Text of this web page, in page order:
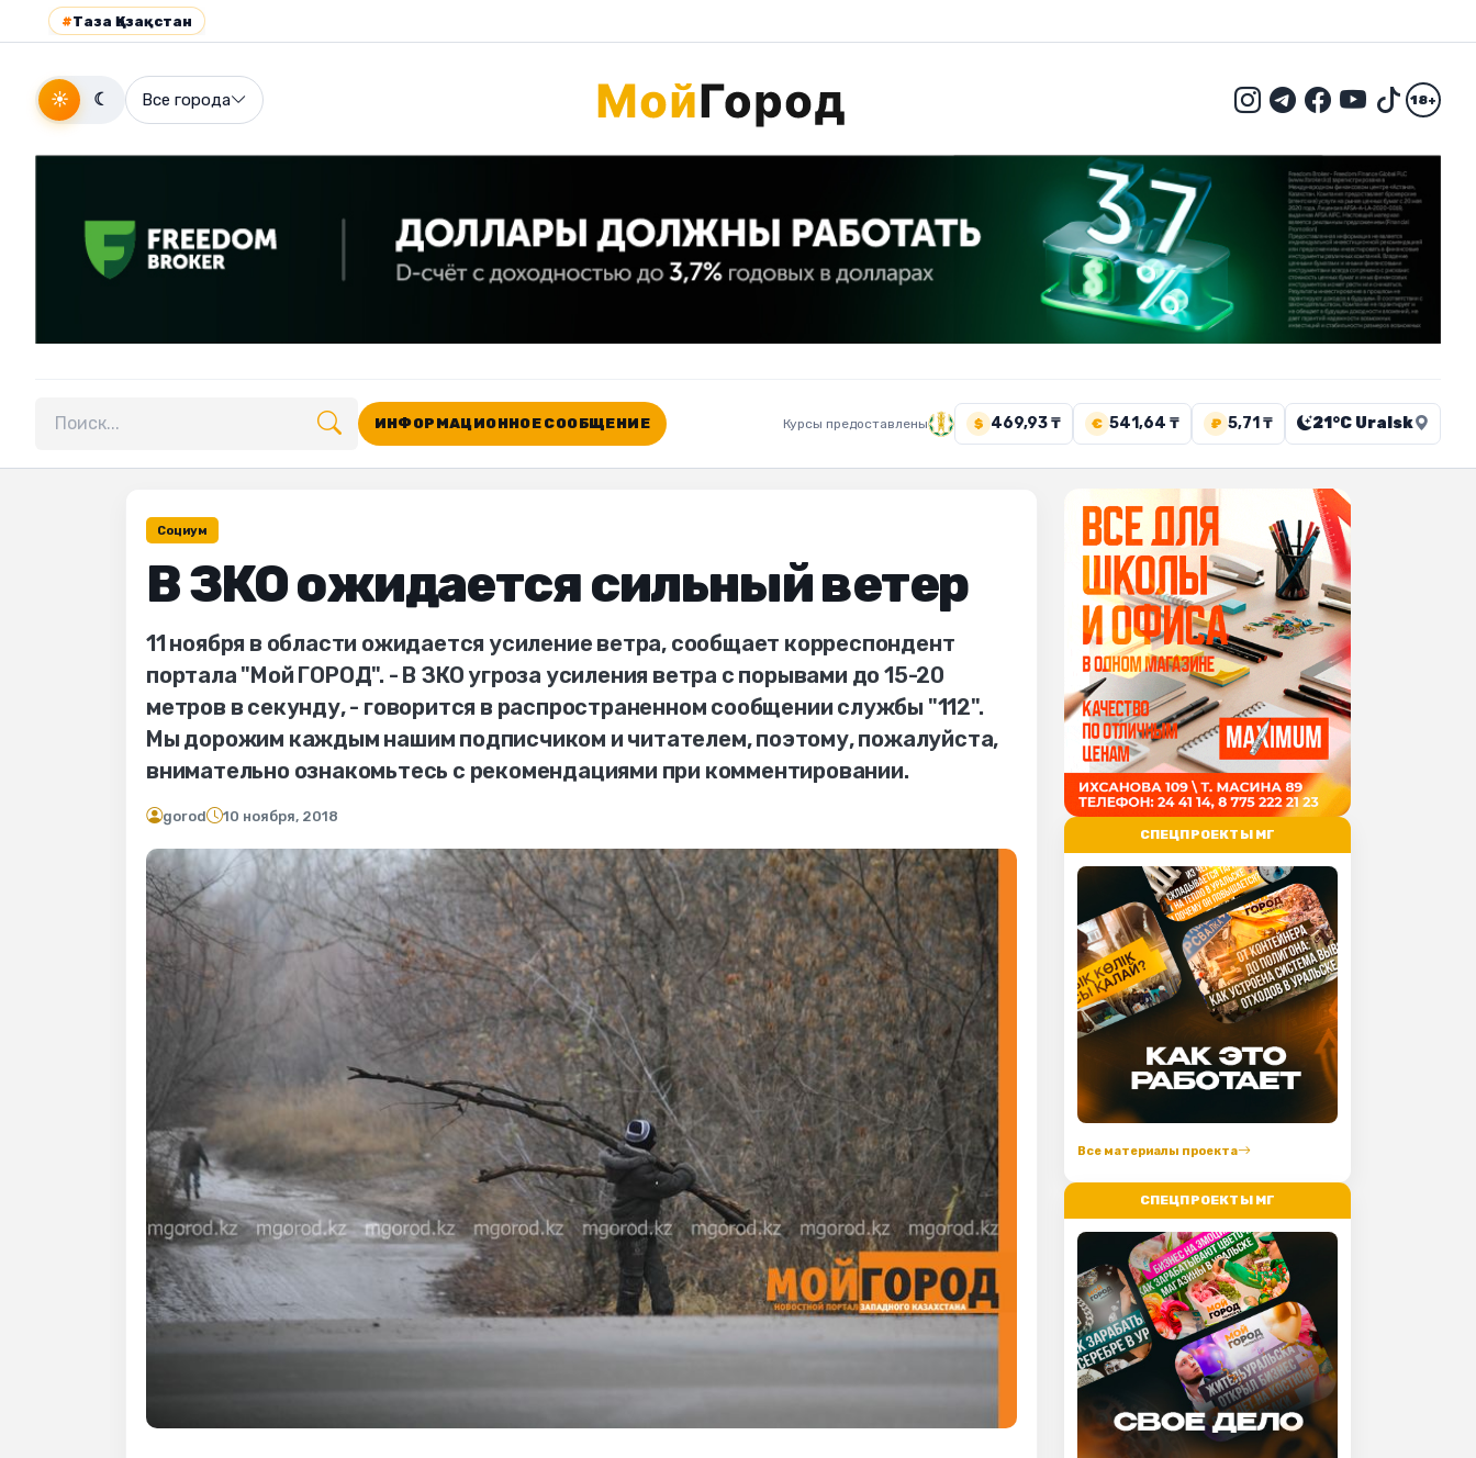
#Таза Қазақстан
☀ ☾ Все города 18+
Поиск по сайту
ИНФОРМАЦИОННОЕ СООБЩЕНИЕ Курсы предоставлены $ 469,93 ₸ € 541,64 ₸ ₽ 5,71 ₸ 21°C Uralsk
Социум
В ЗКО ожидается сильный ветер
11 ноября в области ожидается усиление ветра, сообщает корреспондент
портала "Мой ГОРОД". - В ЗКО угроза усиления ветра с порывами до 15-20
метров в секунду, - говорится в распространенном сообщении службы "112".
Мы дорожим каждым нашим подписчиком и читателем, поэтому, пожалуйста,
внимательно ознакомьтесь с рекомендациями при комментировании.
gorod 10 ноября, 2018
СПЕЦПРОЕКТЫ МГ
Все материалы проекта
СПЕЦПРОЕКТЫ МГ